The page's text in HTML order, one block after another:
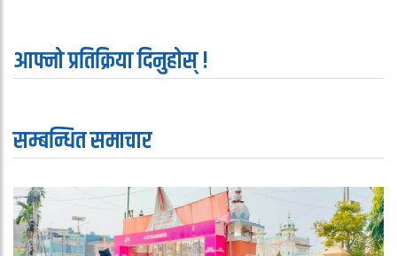
आफ्नो प्रतिक्रिया दिनुहोस् !
सम्बन्धित समाचार